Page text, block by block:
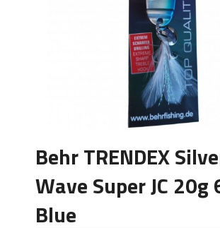
Behr TRENDEX
Wave Super JC 20g
Blue